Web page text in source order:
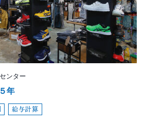
ンター
年
給与計算